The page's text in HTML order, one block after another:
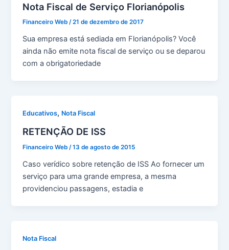
Nota Fiscal de Serviço Florianópolis
Financeiro Web/21 de dezembro de 2017
Sua empresa está sediada em Florianópolis? Você
ainda não emite nota fiscal de serviço ou se deparou
com a obrigatoriedade
Educativos, Nota Fiscal
RETENÇÃO DE ISS
Financeiro Web/13 de agosto de 2015
Caso verídico sobre retenção de ISS Ao fornecer um
serviço para uma grande empresa, a mesma
providenciou passagens, estadia e
Nota Fiscal